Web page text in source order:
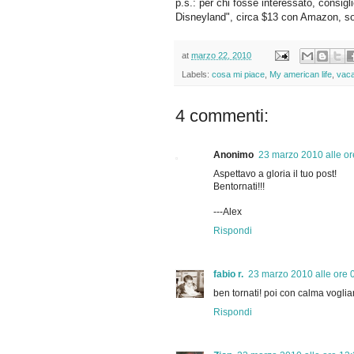
p.s.: per chi fosse interessato,
Disneyland", circa $13 con Amazon,
at marzo 22, 2010
Labels: cosa mi piace My american life
4 commenti:
Anonimo 23 marzo 2010 alle
Aspettavo a gloria il tuo post!
Bentornati!!!
---Alex
Rispondi
fabio r. 23 marzo 2010 alle ore
ben tornati! poi con calma
Rispondi